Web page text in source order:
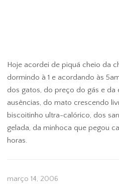
Hoje acordei de piquá cheio da
dormindo à 1 e acordando às
dos gatos, do preço do gás e da
ausências, do mato crescendo
biscoitinho ultra-calórico, dos
gelada, da minhoca que pegou
horas.
março 14, 2006